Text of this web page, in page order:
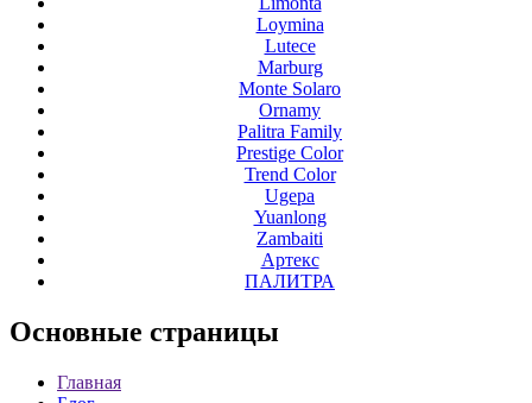
Loymina
Lutece
Marburg
Monte Solaro
Ornamy
Palitra Family
Prestige Color
Trend Color
Ugepa
Yuanlong
Zambaiti
Артекс
ПАЛИТРА
Основные страницы
Главная